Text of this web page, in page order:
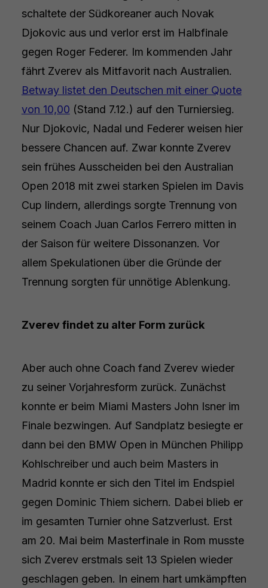
schaltete der Südkoreaner auch Novak
Djokovic aus und verlor erst im Halbfinale
gegen Roger Federer. Im kommenden Jahr
fährt Zverev als Mitfavorit nach Australien.
Betway listet den Deutschen mit einer Quote
von 10,00 (Stand 7.12.) auf den Turniersieg.
Nur Djokovic, Nadal und Federer weisen hier
bessere Chancen auf. Zwar konnte Zverev
sein frühes Ausscheiden bei den Australian
Open 2018 mit zwei starken Spielen im Davis
Cup lindern, allerdings sorgte Trennung von
seinem Coach Juan Carlos Ferrero mitten in
der Saison für weitere Dissonanzen. Vor
allem Spekulationen über die Gründe der
Trennung sorgten für unnötige Ablenkung.
Zverev findet zu alter Form zurück
Aber auch ohne Coach fand Zverev wieder
zu seiner Vorjahresform zurück. Zunächst
konnte er beim Miami Masters John Isner im
Finale bezwingen. Auf Sandplatz besiegte er
dann bei den BMW Open in München Philipp
Kohlschreiber und auch beim Masters in
Madrid konnte er sich den Titel im Endspiel
gegen Dominic Thiem sichern. Dabei blieb er
im gesamten Turnier ohne Satzverlust. Erst
am 20. Mai beim Masterfinale in Rom musste
sich Zverev erstmals seit 13 Spielen wieder
geschlagen geben. In einem hart umkämpften